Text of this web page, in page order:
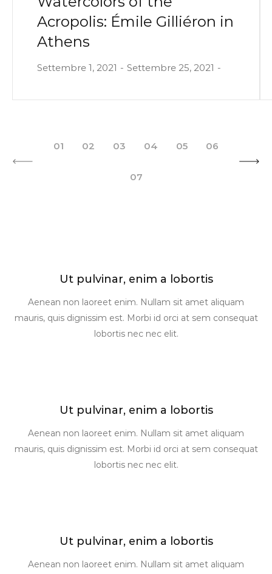
Acropolis: Émile Gilliéron in
Athens
Settembre 1, 2021 Settembre 25, 2021
01 02 03 04 05 06
07
Ut pulvinar, enim a lobortis
Aenean non laoreet enim. Nullam sit amet aliquam
mauris, quis dignissim est. Morbi id orci at sem consequat
lobortis nec nec elit.
Ut pulvinar, enim a lobortis
Aenean non laoreet enim. Nullam sit amet aliquam
mauris, quis dignissim est. Morbi id orci at sem consequat
lobortis nec nec elit.
Ut pulvinar, enim a lobortis
Aenean non laoreet enim. Nullam sit amet aliquam